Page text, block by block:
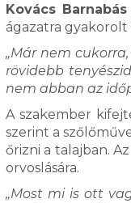
Kovács Barnabás
ágazatra gyakorolt
„Már nem
rövidebb
nem abban az
A szakember
szerint a
őrizni a talajban.
orvoslására.
„Most mi is ott